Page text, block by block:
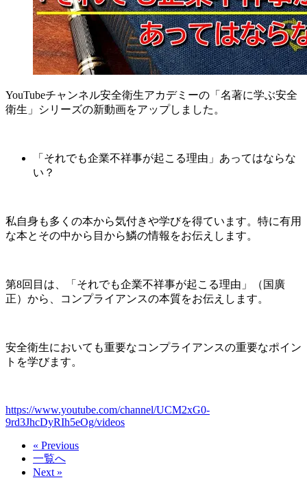
YouTubeチャンネル安全衛生アカデミーの「名著に学ぶ安全
衛生」シリーズの新動画をアップしました。
「それでも企業不祥事が起こる理由」あってはならな
い？
私自身も多くの本から気付きや学びを得ています。特に有用
な本とその中から目から鱗の情報をお伝えします。
第8回目は、「それでも企業不祥事が起こる理由」（国廣
正）から、コンプライアンスの本質をお伝えします。
安全衛生においても重要なコンプライアンスの重要なポイン
トを学びます。
https://www.youtube.com/channel/UCM2xG0-
9rd3JhcDyRIh5eOg/videos
« Previous
一覧へ
Next »